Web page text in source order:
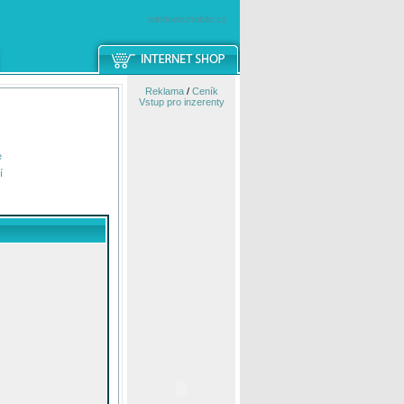
windowsmobile.cz
Reklama/ Ceník
Vstup pro inzerenty